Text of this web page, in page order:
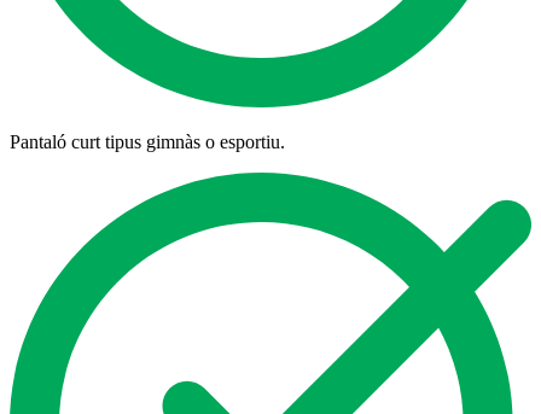
Pantaló curt tipus gimnàs o esportiu.